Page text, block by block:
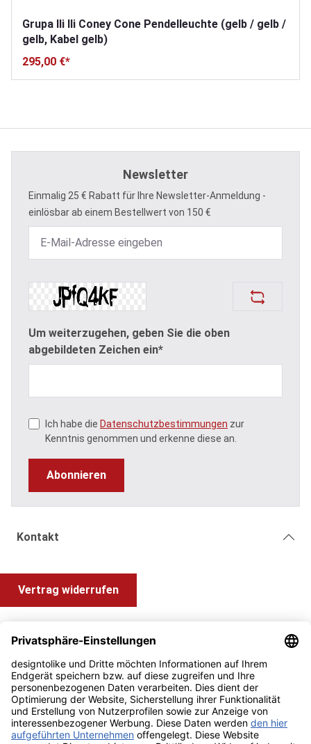
Grupa Ili Ili Coney Cone Pendelleuchte (gelb / gelb /
gelb, Kabel gelb)
295,00 €*
Newsletter
Einmalig 25 € Rabatt für Ihre Newsletter-Anmeldung -
einlösbar ab einem Bestellwert von 150 €
Um weiterzugehen, geben Sie die oben
abgebildeten Zeichen ein*
Ich habe die Datenschutzbestimmungen zur
Kenntnis genommen und erkenne diese an.
Abonnieren
Kontakt
Vertrag widerrufen
Information und Impressum
Zahlung & Versand